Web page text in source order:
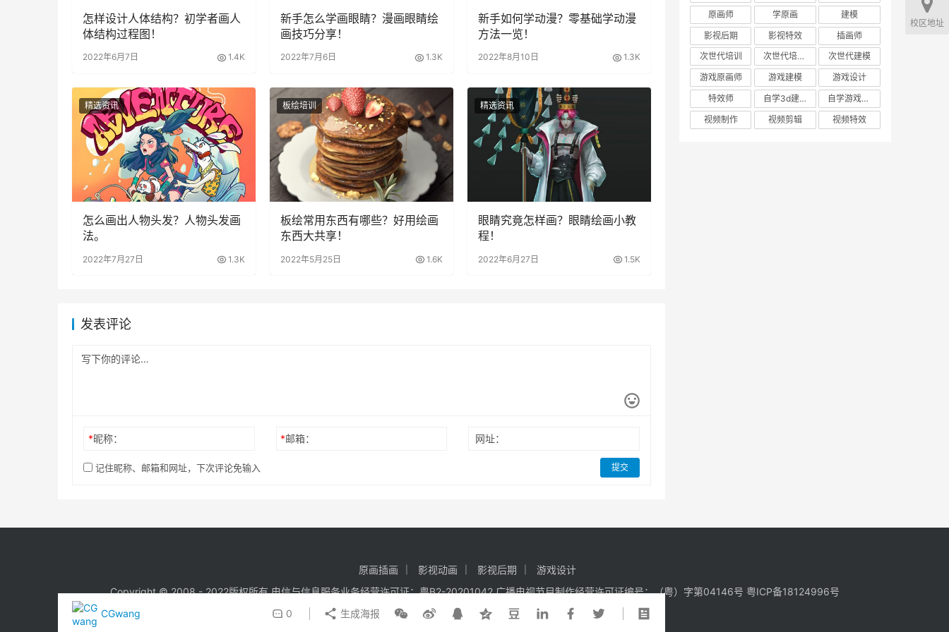
CGwang 0 生成海报
怎样设计人体结构？初学者画人
体结构过程图！
2022年6月7日 1.4K
新手怎么学画眼睛？漫画眼睛绘
画技巧分享！
2022年7月6日 1.3K
新手如何学动漫？零基础学动漫
方法一览！
2022年8月10日 1.3K
精选资讯
怎么画出人物头发？人物头发画
法。
2022年7月27日 1.3K
板绘培训
板绘常用东西有哪些？好用绘画
东西大共享！
2022年5月25日 1.6K
精选资讯
眼睛究竟怎样画？眼睛绘画小教
程！
2022年6月27日 1.5K
发表评论
*昵称： *邮箱： 网址：
记住昵称、邮箱和网址，下次评论免输入 提交
原画师 学原画
建模
影视后期
影视特效
插画师
次世代培训
次世代培训机构
次世代建模
游戏原画师
游戏建模
游戏设计
特效师
自学3d建模
自学游戏建模
视频制作
视频剪辑 视频特效
原画插画 影视动画 影视后期
游戏设计
Copyright © 2008 - 2022版权所有 电信与信息服务业务经营许可证：粤B2-20201042 广播电视节目制作经营许可证编号：（粤）字第04146号 粤ICP备18124996号
校区地址